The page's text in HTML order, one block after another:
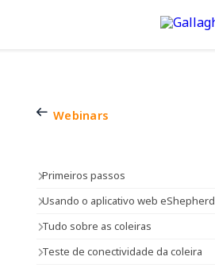
Webinars
Primeiros passos
Usando o aplicativo web eShepherd
Tudo sobre as coleiras
Teste de conectividade da coleira